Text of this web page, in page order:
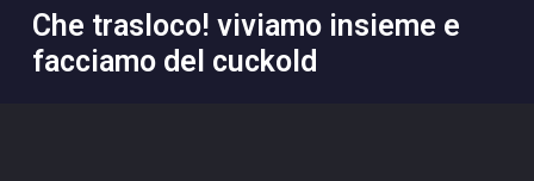
che trasloco! viviamo insieme e
facciamo del cuckold